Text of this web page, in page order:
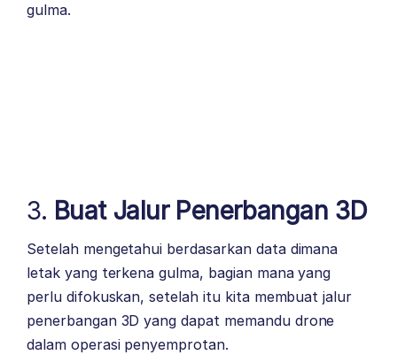
gulma.
3. Buat Jalur Penerbangan 3D
Setelah mengetahui berdasarkan data dimana
letak yang terkena gulma, bagian mana yang
perlu difokuskan, setelah itu kita membuat jalur
penerbangan 3D yang dapat memandu drone
dalam operasi penyemprotan.